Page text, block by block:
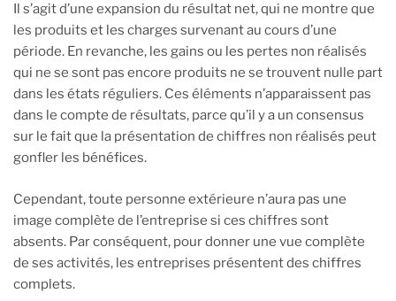
Il s’agit d’une expansion du résultat net, qui ne montre que
les produits et les charges survenant au cours d’une
période. En revanche, les gains ou les pertes non réalisés
qui ne se sont pas encore produits ne se trouvent nulle part
dans les états réguliers. Ces éléments n’apparaissent pas
dans le compte de résultats, parce qu’il y a un consensus
sur le fait que la présentation de chiffres non réalisés peut
gonfler les bénéfices.
Cependant, toute personne extérieure n’aura pas une
image complète de l’entreprise si ces chiffres sont
absents. Par conséquent, pour donner une vue complète
de ses activités, les entreprises présentent des chiffres
complets.